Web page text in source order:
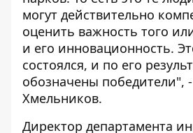
могут действительно
оценить важность того
и его инновационность.
состоялся, и по его
обозначены победители",
Хмельников.
Директор департамента